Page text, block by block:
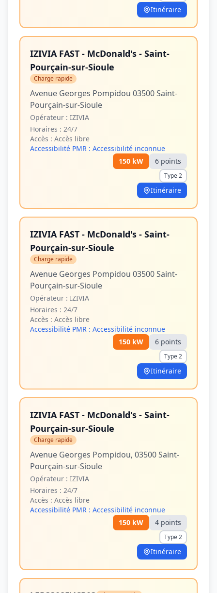
Itinéraire
IZIVIA FAST - McDonald's - Saint-
Pourçain-sur-Sioule
Charge rapide
Avenue Georges Pompidou 03500 Saint-
Pourçain-sur-Sioule
Opérateur : IZIVIA
Horaires : 24/7
Accès : Accès libre
Accessibilité PMR : Accessibilité inconnue
150 kW 6 points
Type 2
Itinéraire
IZIVIA FAST - McDonald's - Saint-
Pourçain-sur-Sioule
Charge rapide
Avenue Georges Pompidou 03500 Saint-
Pourçain-sur-Sioule
Opérateur : IZIVIA
Horaires : 24/7
Accès : Accès libre
Accessibilité PMR : Accessibilité inconnue
150 kW 6 points
Type 2
Itinéraire
IZIVIA FAST - McDonald's - Saint-
Pourçain-sur-Sioule
Charge rapide
Avenue Georges Pompidou, 03500 Saint-
Pourçain-sur-Sioule
Opérateur : IZIVIA
Horaires : 24/7
Accès : Accès libre
Accessibilité PMR : Accessibilité inconnue
150 kW 4 points
Type 2
Itinéraire